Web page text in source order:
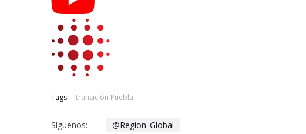
Tags: transición Puebla
Síguenos: @Region_Global